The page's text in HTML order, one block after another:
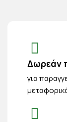
Δωρεάν
για